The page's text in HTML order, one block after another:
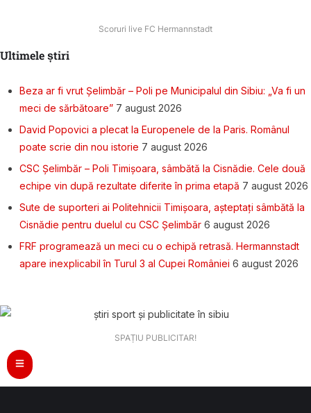
Scoruri live FC Hermannstadt
Ultimele știri
Beza ar fi vrut Șelimbăr – Poli pe Municipalul din Sibiu: „Va fi un
meci de sărbătoare” 7 august 2026
David Popovici a plecat la Europenele de la Paris. Românul
poate scrie din nou istorie 7 august 2026
CSC Șelimbăr – Poli Timișoara, sâmbătă la Cisnădie. Cele două
echipe vin după rezultate diferite în prima etapă 7 august 2026
Sute de suporteri ai Politehnicii Timișoara, așteptați sâmbătă la
Cisnădie pentru duelul cu CSC Șelimbăr 6 august 2026
FRF programează un meci cu o echipă retrasă. Hermannstadt
apare inexplicabil în Turul 3 al Cupei României 6 august 2026
SPAȚIU PUBLICITAR!